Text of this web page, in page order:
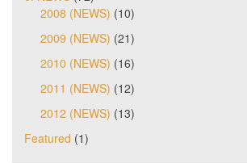
2008 (NEWS) (10)
2009 (NEWS) (21)
2010 (NEWS) (16)
2011 (NEWS) (12)
2012 (NEWS) (13)
Featured (1)